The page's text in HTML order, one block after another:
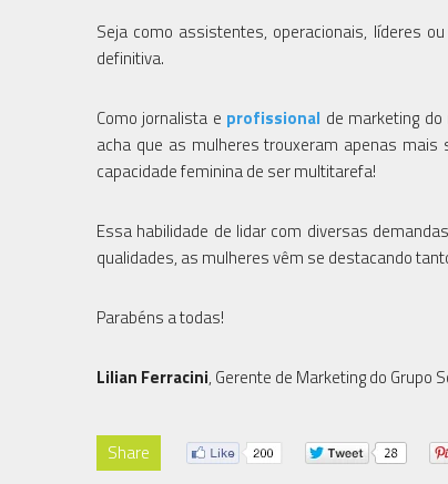
Seja como assistentes, operacionais, líderes
definitiva.
Como jornalista e profissional de marketing
acha que as mulheres trouxeram apenas
capacidade feminina de ser multitarefa!
Essa habilidade de lidar com diversas
qualidades, as mulheres vêm se destacando
Parabéns a todas!
Lilian Ferracini, Gerente de Marketing do Grupo
Share